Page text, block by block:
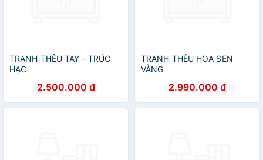
TRANH THÊU TAY - TRÚC
HẠC
2.500.000 đ
TRANH THÊU HOA SEN
VÀNG
2.990.000 đ